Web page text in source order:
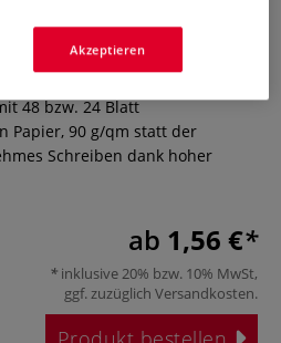
Schulheft
48 bzw. 24 Blatt
Papier, 90 g/qm statt der
Schreiben dank hoher
ab 1,56 €
inklusive 20% bzw. 10% MwSt,
ggf. zuzüglich Versandkosten.
Akzeptieren